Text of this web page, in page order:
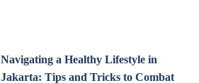
Navigating a Healthy Lifestyle in
Jakarta: Tips and Tricks to Combat